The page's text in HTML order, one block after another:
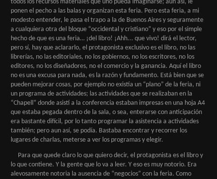
todos los recursos materiales que uno pueda imaginarse; aun así, le
ponen el pecho a las balas y organizan esta feria. Pero esta feria, a mi
modesto entender, le pasa el trapo a la de Buenos Aires y seguramente
a cualquiera otra del bloque “occidental y cristiano” y eso por el simple
hecho de que es una feria… ¡del libro! ¡Ahh... que vivo! dirá el lector,
pero sí, hay que aclararlo, el protagonista exclusivo es el libro, no las
librerías, no las editoriales, no los gobiernos, no los escritores, no los
editores, no los diseñadores, no el comercio y la ganancia. Aquí el libro
no es una excusa para nada, es la razón y fundamento. Está bien que se
pueden mejorar cosas, por ejemplo no existía un “plano” de la feria, ni
un programa de actividades; las actividades que se realizaban en la
“Chapell” donde asistí a la conferencia estaban impresas en una hoja A4
que estaba pegada dentro de la sala, o sea, enterarse con anticipación
era bastante difícil, por lo tanto programar la asistencia a actividades
también; pero aun así, se podía. Bastaba encontrar y recorrer los
lugares de charlas, meterse a ver los programas y elegir.
Para que quede claro lo que quiero decir, el protagonista es el libro y
lo que contiene. Y la gente que lo va a leer. Y eso es muy notorio. Era
alevosamente notoria la ausencia de “negocios” con la feria. Como